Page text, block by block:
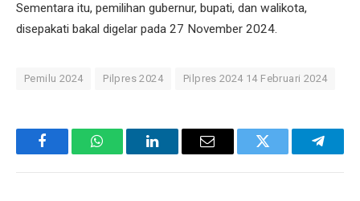
Sementara itu, pemilihan gubernur, bupati, dan walikota,
disepakati bakal digelar pada 27 November 2024.
Pemilu 2024 Pilpres 2024 Pilpres 2024 14 Februari 2024
FacebookWhatsAppLinkedInEmail Twitter